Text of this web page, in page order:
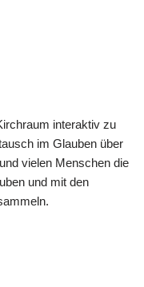
interaktiv zu
im Glauben über
vielen Menschen die
und mit den